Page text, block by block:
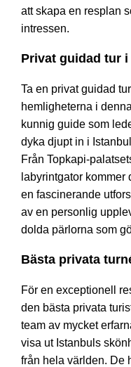
att skapa en resplan
intressen.
Privat guidad tur
Ta en privat guidad
hemligheterna i
kunnig guide som
dyka djupt in i
Från Topkapi-
labyrintgator kommer
en fascinerande
av en personlig
dolda pärlorna som
Bästa privata
För en exceptionell
den bästa privata
team av mycket
visa ut Istanbuls
från hela världen. De